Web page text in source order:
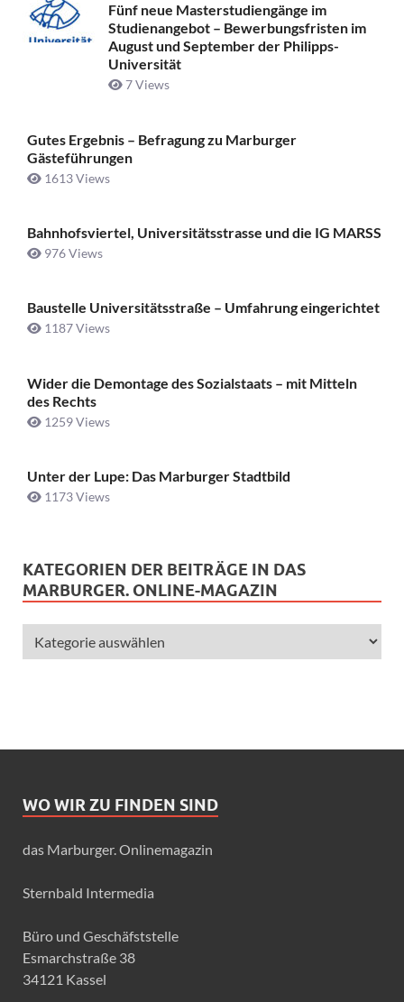
Fünf neue Masterstudiengänge im
Studienangebot – Bewerbungsfristen im
August und September der Philipps-
Universität
7 Views
Gutes Ergebnis – Befragung zu Marburger
Gästeführungen
1613 Views
Bahnhofsviertel, Universitätsstrasse und die IG MARSS
976 Views
Baustelle Universitätsstraße ­– Umfahrung eingerichtet
1187 Views
Wider die Demontage des Sozialstaats – mit Mitteln
des Rechts
1259 Views
Unter der Lupe: Das Marburger Stadtbild
1173 Views
KATEGORIEN DER BEITRÄGE IN DAS
MARBURGER. ONLINE-MAGAZIN
WO WIR ZU FINDEN SIND
das Marburger. Onlinemagazin
Sternbald Intermedia
Büro und Geschäfststelle
Esmarchstraße 38
34121 Kassel